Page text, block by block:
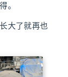
。
大了就再也